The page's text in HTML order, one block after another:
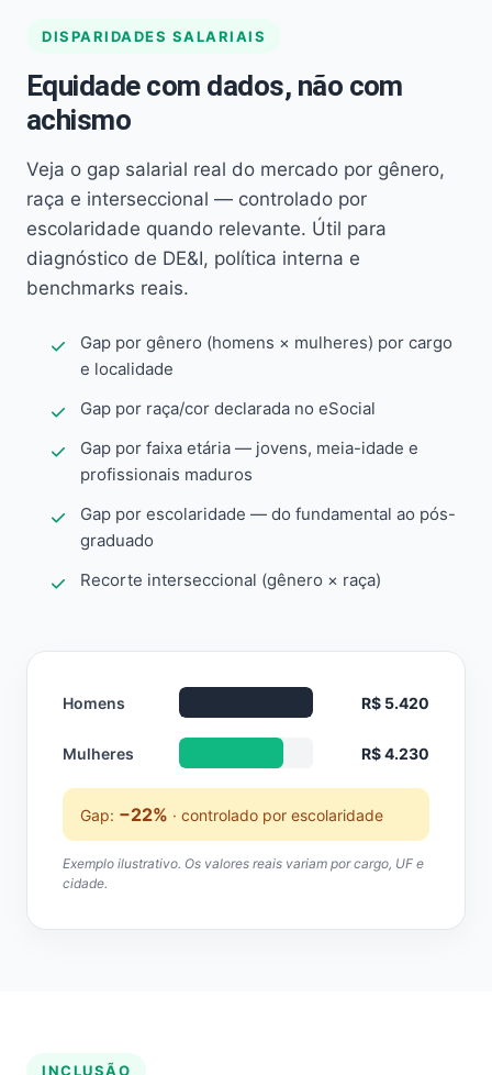
DISPARIDADES SALARIAIS
Equidade com dados, não com
achismo
Veja o gap salarial real do mercado por gênero,
raça e interseccional — controlado por
escolaridade quando relevante. Útil para
diagnóstico de DE&I, política interna e
benchmarks reais.
Gap por gênero (homens × mulheres) por cargo
e localidade
Gap por raça/cor declarada no eSocial
Gap por faixa etária — jovens, meia-idade e
profissionais maduros
Gap por escolaridade — do fundamental ao pós-
graduado
Recorte interseccional (gênero × raça)
Homens R$ 5.420
Mulheres R$ 4.230
Gap: −22% · controlado por escolaridade
Exemplo ilustrativo. Os valores reais variam por cargo, UF e
cidade.
INCLUSÃO